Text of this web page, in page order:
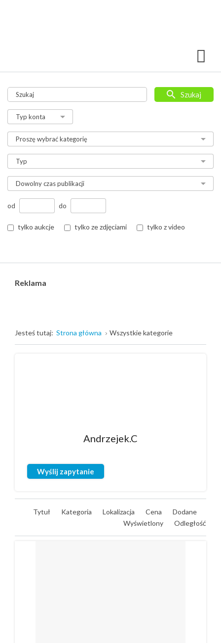
od do
tylko aukcje tylko ze zdjęciami tylko z video
Szukaj
Reklama
Jesteś tutaj: Strona główna Wszystkie kategorie
Andrzejek.C
Wyślij zapytanie
Tytuł Kategoria Lokalizacja Cena
Dodane
Wyświetlony
Odległość